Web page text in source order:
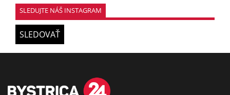
SLEDUJTE NÁŠ INSTAGRAM
SLEDOVAŤ